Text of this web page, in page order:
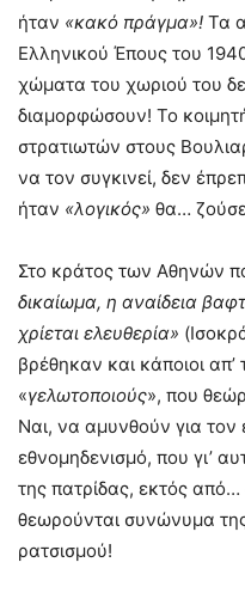
ήταν «κακό πράγμα»! Τα
Ελληνικού Έπους του
χώματα του χωριού του
διαμορφώσουν! Το
στρατιωτών στους
να τον συγκινεί, δεν
ήταν «λογικός» θα…
Στο κράτος των Αθηνών
δικαίωμα, η αναίδεια
χρίεται ελευθερία»
βρέθηκαν και κάποιοι
«γελωτοποιούς», που
Ναι, να αμυνθούν για τον
εθνομηδενισμό, που γι’
της πατρίδας, εκτός
θεωρούνται συνώνυμα
ρατσισμού!